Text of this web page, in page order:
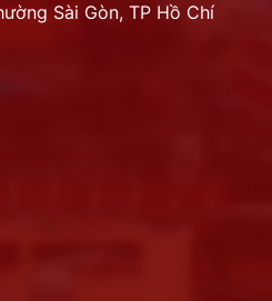
Sài Gòn, TP Hồ Chí